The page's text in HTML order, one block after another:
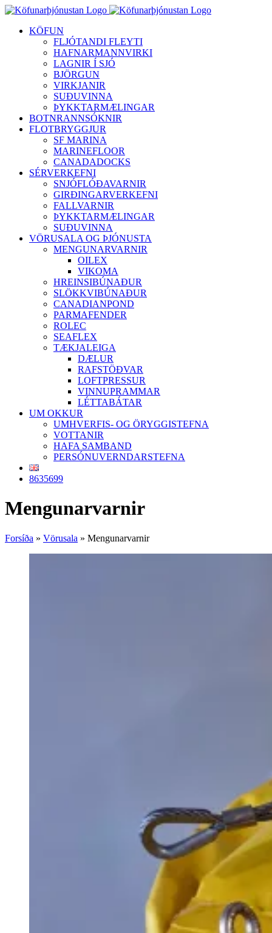
Skip
contentKÖFUN
FLJÓTANDI FLEYTI
HAFNARMANNVIRKI
LAGNIR Í SJÓ
BJÖRGUN
VIRKJANIR
SUÐUVINNA
ÞYKKTARMÆLINGAR
BOTNRANNSÓKNIR
FLOTBRYGGJUR
SF MARINA
MARINEFLOOR
CANADADOCKS
SÉRVERKEFNI
SNJÓFLÓÐAVARNIR
GIRÐINGARVERKEFNI
FALLVARNIR
ÞYKKTARMÆLINGAR
SUÐUVINNA
VÖRUSALA OG ÞJÓNUSTA
MENGUNARVARNIR
OILEX
VIKOMA
HREINSIBÚNAÐUR
SLÖKKVIBÚNAÐUR
CANADIANPOND
PARMAFENDER
ROLEC
SEAFLEX
TÆKJALEIGA
DÆLUR
RAFSTÖÐVAR
LOFTPRESSUR
VINNUPRAMMAR
LÉTTABÁTAR
UM OKKUR
UMHVERFIS- OG ÖRYGGISTEFNA
VOTTANIR
HAFA SAMBAND
PERSÓNUVERNDARSTEFNA
8635699
Mengunarvarnir
Forsíða » Vörusala » Mengunarvarnir